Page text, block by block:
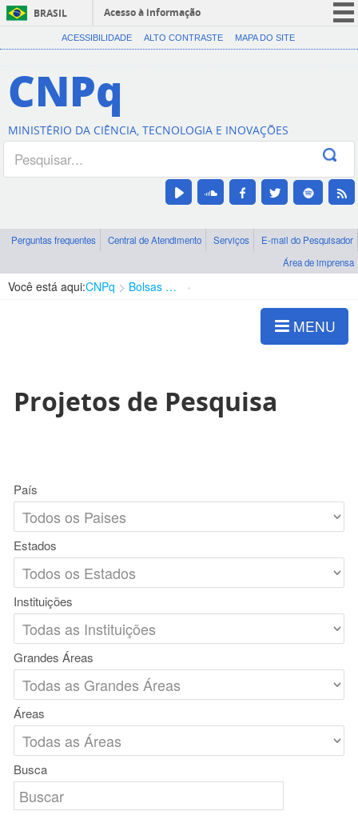
BRASIL
Acesso à informação
CORONAVÍRUS (COVID-19)
Canais
ACESSIBILIDADE ALTO CONTRASTE MAPA DO SITE
CNPq
MINISTÉRIO DA CIÊNCIA, TECNOLOGIA E INOVAÇÕES
Perguntas frequentes Central de Atendimento Serviços
E-mail do Pesquisador
Área de imprensa
Você está aqui:CNPq Bolsas e Auxílios Vigentes
MENU
Projetos de Pesquisa
País
Estados
Instituições
Grandes Áreas
Áreas
Busca